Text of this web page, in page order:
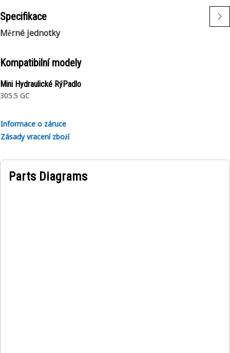
Engineered with a specific application in mind, every Cat
hose is manufactured and cut to precise lengths to ensure
proper service and routing to existing systems on your Cat
Application:
Consult your owner’s manual or contact your local Cat
Specifikace
Měrné jednotky
Kompatibilní modely
Mini Hydraulické RýPadlo
305.5 GC
Informace o záruce
Zásady vracení zboží
Parts Diagrams